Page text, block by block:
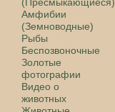
Амфибии
(Земноводные)
Рыбы
Беспозвоночные
Золотые
фотографии
Видео о
животных